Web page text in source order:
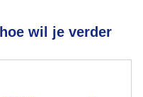
wil je verder
voor het